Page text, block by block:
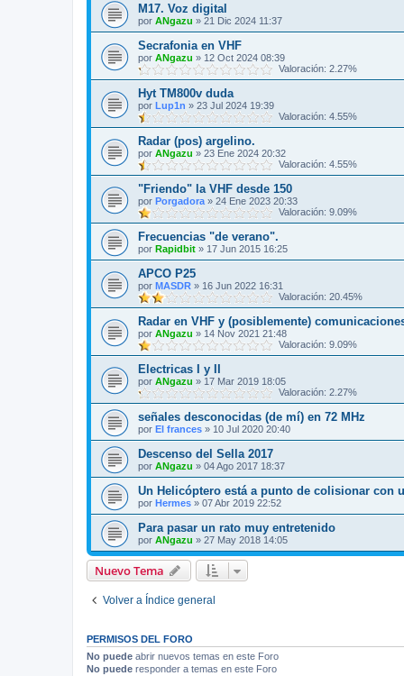
M17. Voz digital
por ANgazu » 21 Dic 2024 11:37
Secrafonia en VHF
por ANgazu » 12 Oct 2024 08:39
Valoración: 2.27%
Hyt TM800v duda
por Lup1n » 23 Jul 2024 19:39
Valoración: 4.55%
Radar (pos) argelino.
por ANgazu » 23 Ene 2024 20:32
Valoración: 4.55%
"Friendo" la VHF desde 150
por Porgadora » 24 Ene 2023 20:33
Valoración: 9.09%
Frecuencias "de verano".
por Rapidbit » 17 Jun 2015 16:25
APCO P25
por MASDR » 16 Jun 2022 16:31
Valoración: 20.45%
Radar en VHF y (posiblemente)
por ANgazu » 14 Nov 2021 21:48
Valoración: 9.09%
Electricas I y II
por ANgazu » 17 Mar 2019 18:05
Valoración: 2.27%
señales desconocidas (de mí) en 72 MHz
por El frances » 10 Jul 2020 20:40
Descenso del Sella 2017
por ANgazu » 04 Ago 2017 18:37
Un Helicóptero está a punto de colisionar con
por Hermes » 07 Abr 2019 22:52
Para pasar un rato muy entretenido
por ANgazu » 27 May 2018 14:05
Nuevo Tema
Volver a Índice general
PERMISOS DEL FORO
No puede abrir nuevos temas en este Foro
No puede responder a temas en este Foro